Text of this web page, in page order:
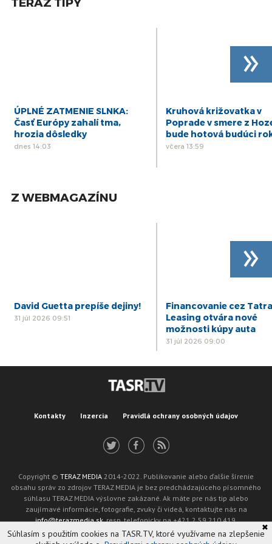
21
máj
PREŠOV-PSK 13: Záznam zasadnutia
Zastupiteľstva Prešovského samosprávneho
kraja (PSK)
ÚPLNÉ ZATMENIE SLNKA:
Časť Európy zahalí tma,
hrozia dôsledky
dnes 14:03
Kruhová križovatka v
Poprade v smere z
bude hotová budúci
včera 13:59
»
Z WEBMAGAZÍNU
David Guetta prepíše dejiny!
31 júl 2026 09:51
Financovanie cez Tatra
Leasing otvára nové
možnosti kúpy auta
31 júl 2026 09:00
»
Kontakty Inzercia Pravidlá ochrany osobných údajov
Copyright © TERAZ MEDIA 2014-2022. Publikovanie alebo ďalšie šírenie
obsahu správ zo zdrojov TERAZ MEDIA je bez predchádzajúceho písomného
súhlasu TERAZ MEDIA výslovne zakázané. Ak máte pre nás tip alebo
zaujímavé informácie, fotografie, zvuky či videá, kontaktujte nás na
info@terazmedia.sk, resp. telefonicky na +421 2 59 210 419.
Žiadosť o zverejnenie opravy v zmysle zákona o publikáciách je možné zaslať
na adresu oprava@tasr.sk.
Súhlasím s použitím cookies na TASR.TV, ktoré využívame na zlepšenie
✖